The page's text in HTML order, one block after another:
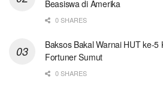
Beasiswa di Amerika
0 SHARES
Baksos Bakal Warnai HUT ke-
Fortuner Sumut
0 SHARES